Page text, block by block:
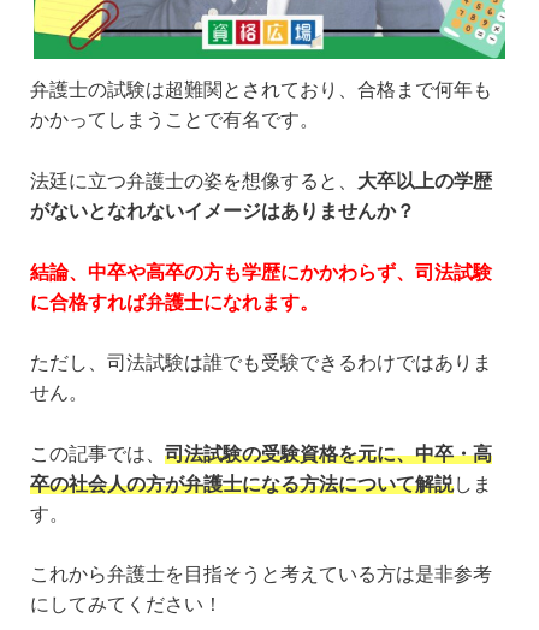
弁護士の試験は超難関とされており、合格まで何年も
かかってしまうことで有名です。
法廷に立つ弁護士の姿を想像すると、 大卒以上の学歴
がないとなれないイメージはありませんか？
結論、中卒や高卒の方も学歴にかかわらず、司法試験
に合格すれば弁護士になれます。
ただし、司法試験は誰でも受験できるわけではありま
せん。
この記事では、 司法試験の受験資格を元に、中卒・高
卒の社会人の方が弁護士になる方法について解説しま
す。
これから弁護士を目指そうと考えている方は是非参考
にしてみてください！